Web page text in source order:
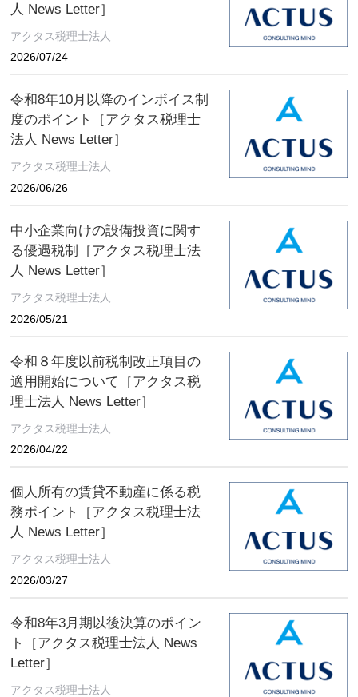
人 News Letter］
アクタス税理士法人
2026/07/24
令和8年10月以降のインボイス制
度のポイント［アクタス税理士
法人 News Letter］
アクタス税理士法人
2026/06/26
中小企業向けの設備投資に関す
る優遇税制［アクタス税理士法
人 News Letter］
アクタス税理士法人
2026/05/21
令和８年度以前税制改正項目の
適用開始について［アクタス税
理士法人 News Letter］
アクタス税理士法人
2026/04/22
個人所有の賃貸不動産に係る税
務ポイント［アクタス税理士法
人 News Letter］
アクタス税理士法人
2026/03/27
令和8年3月期以後決算のポイン
ト［アクタス税理士法人 News
Letter］
アクタス税理士法人